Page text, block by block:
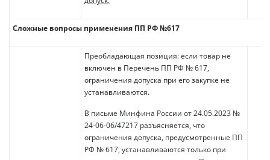
Сложные вопросы применения ПП РФ №617
Преобладающая позиция: если товар не
включен в Перечень ПП РФ № 617,
ограничения допуска при его закупке не
устанавливаются.
В письме Минфина России от 24.05.2023 №
24-06-06/47217 разъясняется, что
ограничения допуска, предусмотренные ПП
РФ № 617, устанавливаются только при